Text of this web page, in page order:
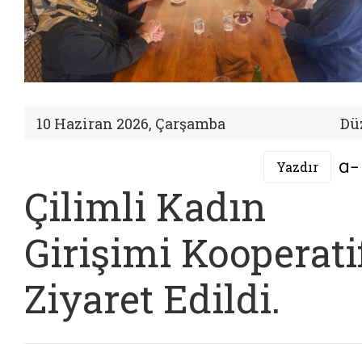
10 Haziran 2026, Çarşamba
Yazdır
Çilimli Kadın
Girişimi
Ziyaret Edildi.